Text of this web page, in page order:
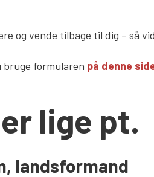
og vende tilbage til dig – så
bruge formularen på denne
lige pt.
landsformand